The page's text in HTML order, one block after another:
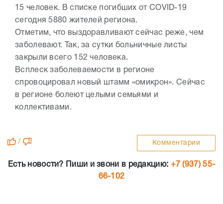
15 человек. В списке погибших от COVID-19
сегодня 5880 жителей региона.
Отметим, что выздоравливают сейчас реже, чем
заболевают. Так, за сутки больничные листы
закрыли всего 152 человека.
Всплеск заболеваемости в регионе
спровоцировал новый штамм «омикрон». Сейчас
в регионе болеют целыми семьями и
коллективами.
/ Комментарии
Есть новости? Пиши и звони в редакцию: +7 (937) 55-
66-102